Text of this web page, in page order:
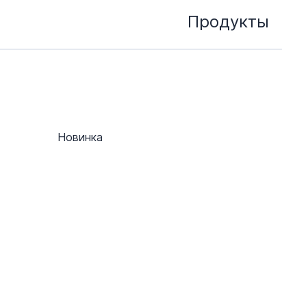
Продукты
Новинка